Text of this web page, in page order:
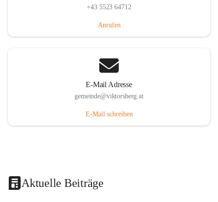
+43 5523 64712
Anrufen
E-Mail Adresse
gemeinde@viktorsberg.at
E-Mail schreiben
Aktuelle Beiträge